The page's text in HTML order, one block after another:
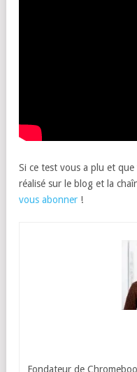
Si ce test vous a plu et
réalisé sur le blog et la
vous abonner !
Fondateur de